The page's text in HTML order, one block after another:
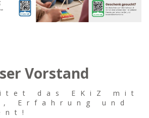
Vorstand
das EKiZ mit
Erfahrung und